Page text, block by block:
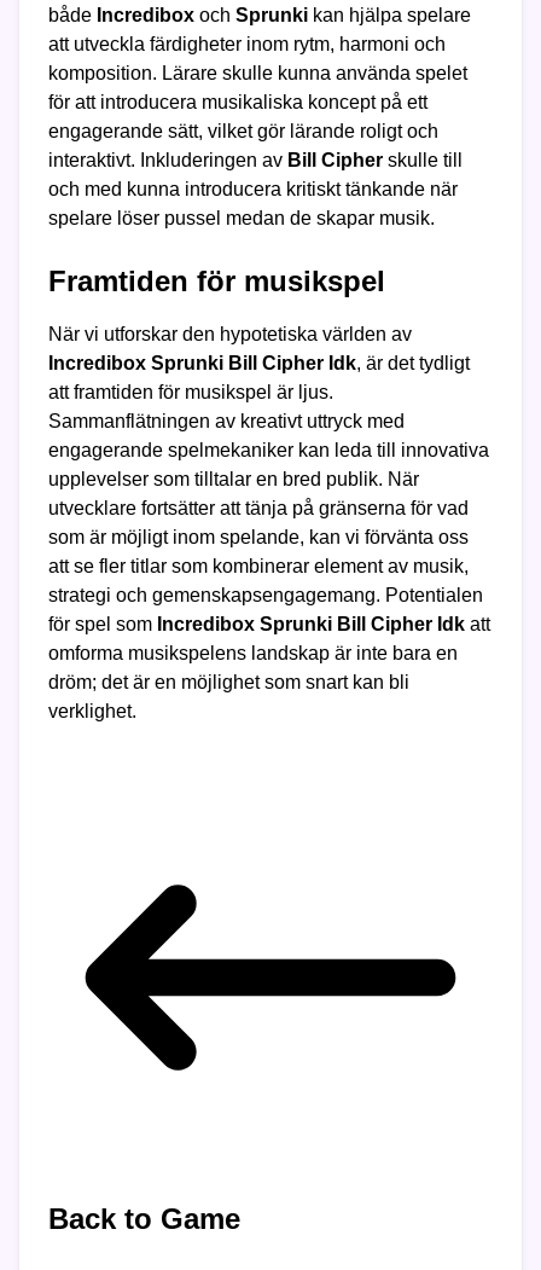
både Incredibox och Sprunki kan hjälpa spelare
att utveckla färdigheter inom rytm, harmoni och
komposition. Lärare skulle kunna använda spelet
för att introducera musikaliska koncept på ett
engagerande sätt, vilket gör lärande roligt och
interaktivt. Inkluderingen av Bill Cipher skulle till
och med kunna introducera kritiskt tänkande när
spelare löser pussel medan de skapar musik.
Framtiden för musikspel
När vi utforskar den hypotetiska världen av
Incredibox Sprunki Bill Cipher Idk, är det tydligt
att framtiden för musikspel är ljus.
Sammanflätningen av kreativt uttryck med
engagerande spelmekaniker kan leda till innovativa
upplevelser som tilltalar en bred publik. När
utvecklare fortsätter att tänja på gränserna för vad
som är möjligt inom spelande, kan vi förvänta oss
att se fler titlar som kombinerar element av musik,
strategi och gemenskapsengagemang. Potentialen
för spel som Incredibox Sprunki Bill Cipher Idk att
omforma musikspelens landskap är inte bara en
dröm; det är en möjlighet som snart kan bli
verklighet.
Back to Game